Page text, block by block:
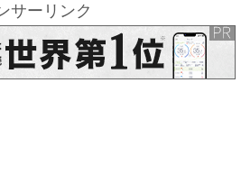
サーリンク